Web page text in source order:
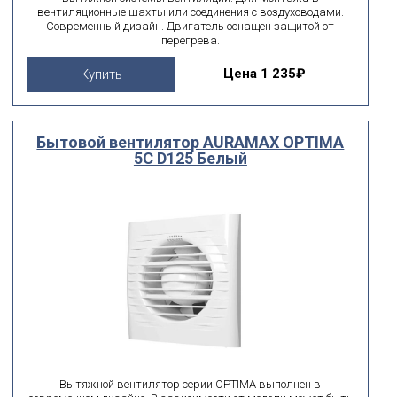
вентиляционные шахты или соединения с воздуховодами.
Современный дизайн. Двигатель оснащен защитой от
перегрева.
Купить Цена 1 235₽
Бытовой вентилятор AURAMAX OPTIMA
5C D125 Белый
Вытяжной вентилятор серии OPTIMA выполнен в